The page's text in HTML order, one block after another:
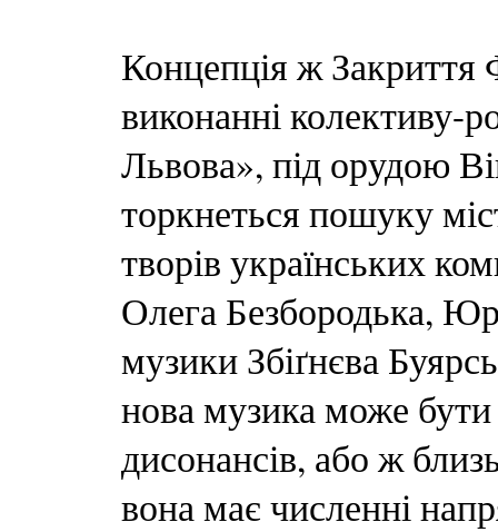
Концепція ж
виконанні колективу-
Львова», під орудою
торкнеться пошуку
творів українських
Олега Безбородька,
музики Збіґнєва
нова музика може
дисонансів, або ж
вона має численні